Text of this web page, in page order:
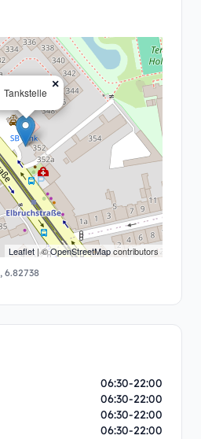
Tankstelle
×
Leaflet | ©OpenStreetMapcontributors
, 6.82738
06:30-22:00
06:30-22:00
06:30-22:00
06:30-22:00